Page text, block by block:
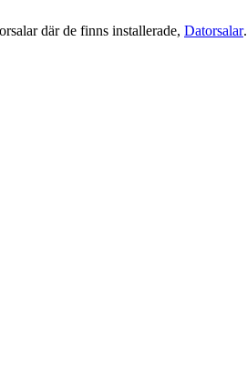
där de finns installerade, Datorsalar.